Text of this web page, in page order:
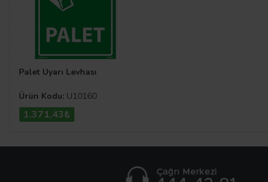
Palet Uyarı Levhası
Ürün Kodu: U10160
1.371,43₺